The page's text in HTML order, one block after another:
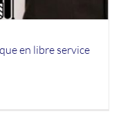
en libre service